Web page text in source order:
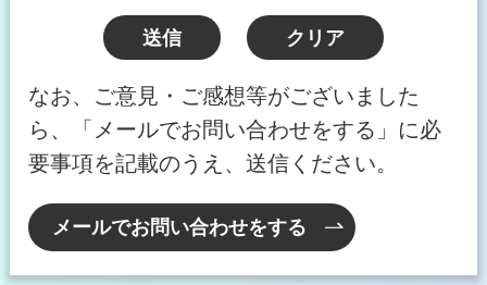
なお、ご意見・ご感想等がございました
ら、「メールでお問い合わせをする」に必
要事項を記載のうえ、送信ください。
メールでお問い合わせをする